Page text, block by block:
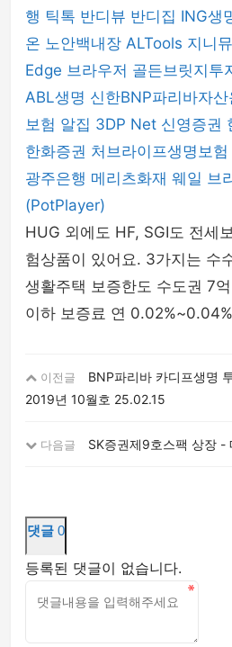
행 틱톡 반디뷰 반디집 ING생
온 노안백내장 ALTools 지니
Edge 브라우저 골든브릿지투
ABL생명 신한BNP파리바자산
보험 알집 3DP Net 신영증권
한화증권 처브라이프생명보험
광주은행 메리츠화재 웨일 브
(PotPlayer)
HUG 외에도 HF, SGI도 전세
험상품이 있어요. 3가지는 수
생활주택 보증한도 수도권 7
이하 보증료 연
이전글
BNP파리바 카디프생명
2019년 10월호 25.02.15
다음글 SK증권제9호스팩 상장 -
댓글 0
등록된 댓글이 없습니다.